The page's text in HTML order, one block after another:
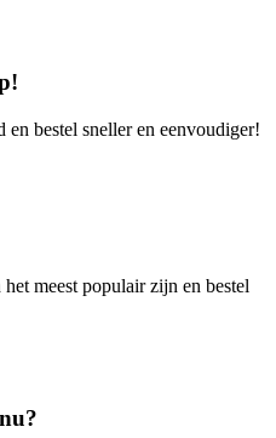
bestel sneller en eenvoudiger!
meest populair zijn en bestel